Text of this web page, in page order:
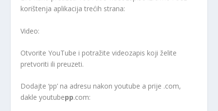
korištenja aplikacija trećih strana:
Video:
Otvorite YouTube i potražite videozapis koji želite
pretvoriti ili preuzeti.
Dodajte ‘pp’ na adresu nakon youtube a prije .com,
dakle youtubepp.com: